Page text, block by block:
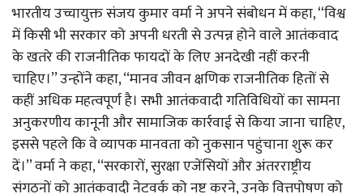
भारतीय उच्चायुक्त संजय कुमार वर्मा ने अपने संबोधन में कहा, ‘‘विश्व
में किसी भी सरकार को अपनी धरती से उत्पन्न होने वाले आतंकवाद
के खतरे की राजनीतिक फायदों के लिए अनदेखी नहीं करनी
चाहिए।’’ उन्होंने कहा, ‘‘मानव जीवन क्षणिक राजनीतिक हितों से
कहीं अधिक महत्वपूर्ण है। सभी आतंकवादी गतिविधियों का सामना
अनुकरणीय कानूनी और सामाजिक कार्रवाई से किया जाना चाहिए,
इससे पहले कि वे व्यापक मानवता को नुकसान पहुंचाना शुरू कर
दें।’’ वर्मा ने कहा, ‘‘सरकारों, सुरक्षा एजेंसियों और अंतरराष्ट्रीय
संगठनों को आतंकवादी नेटवर्क को नष्ट करने, उनके वित्तपोषण को